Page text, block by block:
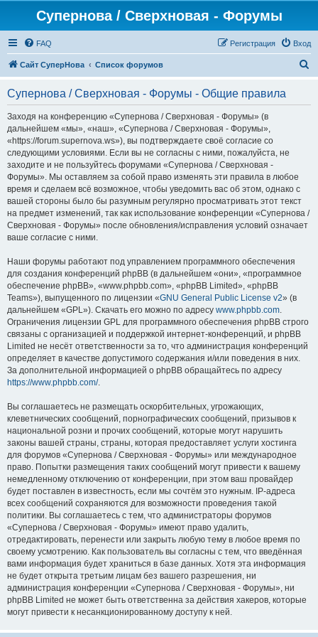
Супернова / Сверхновая - Форумы
FAQ Вход
Регистрация
Сайт СуперНова Список форумов
Супернова / Сверхновая - Форумы - Общие правила
Заходя на конференцию «Супернова / Сверхновая - Форумы» (в
дальнейшем «мы», «наш», «Супернова / Сверхновая - Форумы»,
«https://forum.supernova.ws»), вы подтверждаете своё согласие со
следующими условиями. Если вы не согласны с ними, пожалуйста, не
заходите и не пользуйтесь форумами «Супернова / Сверхновая -
Форумы». Мы оставляем за собой право изменять эти правила в любое
время и сделаем всё возможное, чтобы уведомить вас об этом, однако с
вашей стороны было бы разумным регулярно просматривать этот текст
на предмет изменений, так как использование конференции «Супернова /
Сверхновая - Форумы» после обновления/исправления условий означает
ваше согласие с ними.
Наши форумы работают под управлением программного обеспечения
для создания конференций phpBB (в дальнейшем «они», «программное
обеспечение phpBB», «www.phpbb.com», «phpBB Limited», «phpBB
Teams»), выпущенного по лицензии «GNU General Public License v2» (в
дальнейшем «GPL»). Скачать его можно по адресу www.phpbb.com.
Ограничения лицензии GPL для программного обеспечения phpBB строго
связаны с организацией и поддержкой интернет-конференций, и phpBB
Limited не несёт ответственности за то, что администрация конференций
определяет в качестве допустимого содержания и/или поведения в них.
За дополнительной информацией о phpBB обращайтесь по адресу
https://www.phpbb.com/.
Вы соглашаетесь не размещать оскорбительных, угрожающих,
клеветнических сообщений, порнографических сообщений, призывов к
национальной розни и прочих сообщений, которые могут нарушить
законы вашей страны, страны, которая предоставляет услуги хостинга
для форумов «Супернова / Сверхновая - Форумы» или международное
право. Попытки размещения таких сообщений могут привести к вашему
немедленному отключению от конференции, при этом ваш провайдер
будет поставлен в известность, если мы сочтём это нужным. IP-адреса
всех сообщений сохраняются для возможности проведения такой
политики. Вы соглашаетесь с тем, что администраторы форумов
«Супернова / Сверхновая - Форумы» имеют право удалить,
отредактировать, перенести или закрыть любую тему в любое время по
своему усмотрению. Как пользователь вы согласны с тем, что введённая
вами информация будет храниться в базе данных. Хотя эта информация
не будет открыта третьим лицам без вашего разрешения, ни
администрация конференции «Супернова / Сверхновая - Форумы», ни
phpBB Limited не может быть ответственна за действия хакеров, которые
могут привести к несанкционированному доступу к ней.